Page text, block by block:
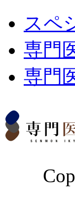
スペ
専門
専門